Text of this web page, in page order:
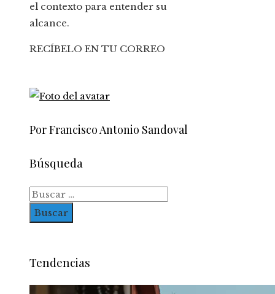
el contexto para entender su
alcance.
RECÍBELO EN TU CORREO
Por Francisco Antonio Sandoval
Búsqueda
Buscar:
Tendencias